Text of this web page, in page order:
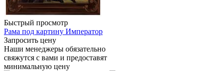
Быстрый просмотр
Рама под картину Император
Запросить цену
Наши менеджеры обязательно
свяжутся с вами и предоставят
минимальную цену